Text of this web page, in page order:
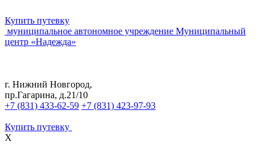
Купить путевку
муниципальное автономное учреждение Муниципальный
центр «Надежда»
г. Нижний Новгород,
пр.Гагарина, д.21/10
+7 (831) 433-62-59 +7 (831) 423-97-93
Купить путевку
X